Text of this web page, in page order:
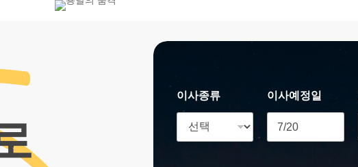
이사종류 이사예정일